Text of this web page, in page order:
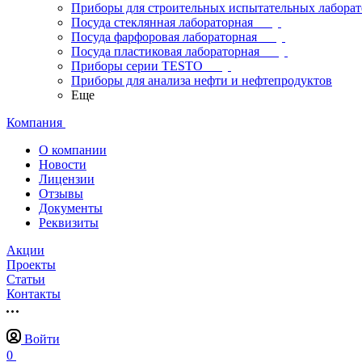
Приборы для строительных испытательных
Посуда стеклянная лабораторная
Посуда фарфоровая лабораторная
Посуда пластиковая лабораторная
Приборы серии TESTO
Приборы для анализа нефти и нефтепродуктов
Еще
Компания
О компании
Новости
Лицензии
Отзывы
Документы
Реквизиты
Акции
Проекты
Статьи
Контакты
Войти
0